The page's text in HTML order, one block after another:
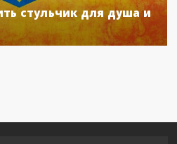
стульчик для душа и